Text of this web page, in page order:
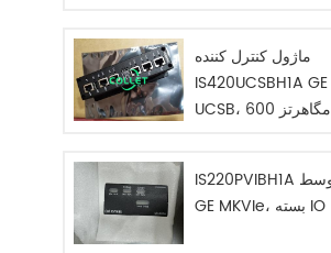
ماژول کنترل کننده
IS420UCSBH1A GE
UCSB، 600 مگاهرتز
IS220PVIBH1A توسط
GE MKVIe، بسته IO